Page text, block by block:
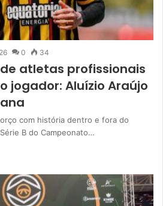
0 34
atletas profissionais
jogador: Aluízio Araújo
com história dentro e fora do
B do Campeonato…